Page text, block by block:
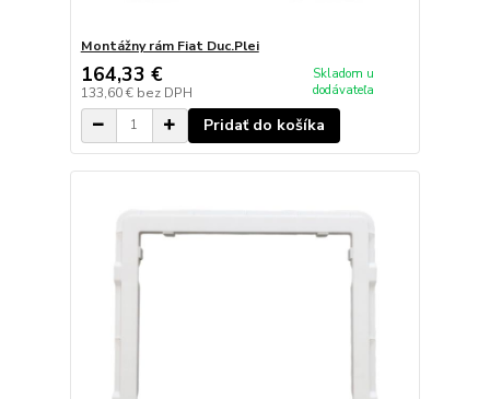
Montážny rám Fiat Duc.Plei
164,33 €
133,60 € bez DPH
Skladom u
dodávateľa
Pridať do košíka